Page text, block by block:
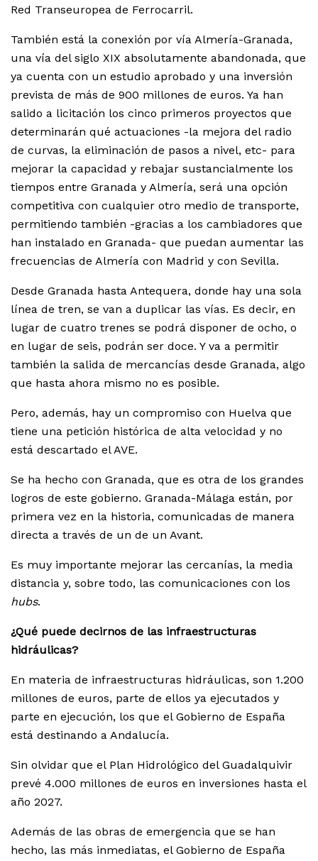
Red Transeuropea de Ferrocarril.
También está la conexión por vía Almería-Granada,
una vía del siglo XIX absolutamente abandonada, que
ya cuenta con un estudio aprobado y una inversión
prevista de más de 900 millones de euros. Ya han
salido a licitación los cinco primeros proyectos que
determinarán qué actuaciones -la mejora del radio
de curvas, la eliminación de pasos a nivel, etc- para
mejorar la capacidad y rebajar sustancialmente los
tiempos entre Granada y Almería, será una opción
competitiva con cualquier otro medio de transporte,
permitiendo también -gracias a los cambiadores que
han instalado en Granada- que puedan aumentar las
frecuencias de Almería con Madrid y con Sevilla.
Desde Granada hasta Antequera, donde hay una sola
línea de tren, se van a duplicar las vías. Es decir, en
lugar de cuatro trenes se podrá disponer de ocho, o
en lugar de seis, podrán ser doce. Y va a permitir
también la salida de mercancías desde Granada, algo
que hasta ahora mismo no es posible.
Pero, además, hay un compromiso con Huelva que
tiene una petición histórica de alta velocidad y no
está descartado el AVE.
Se ha hecho con Granada, que es otra de los grandes
logros de este gobierno. Granada-Málaga están, por
primera vez en la historia, comunicadas de manera
directa a través de un de un Avant.
Es muy importante mejorar las cercanías, la media
distancia y, sobre todo, las comunicaciones con los
hubs.
¿Qué puede decirnos de las infraestructuras
hidráulicas?
En materia de infraestructuras hidráulicas, son 1.200
millones de euros, parte de ellos ya ejecutados y
parte en ejecución, los que el Gobierno de España
está destinando a Andalucía.
Sin olvidar que el Plan Hidrológico del Guadalquivir
prevé 4.000 millones de euros en inversiones hasta el
año 2027.
Además de las obras de emergencia que se han
hecho, las más inmediatas, el Gobierno de España